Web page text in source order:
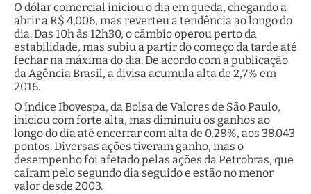
O dólar comercial iniciou o dia em queda, chegando a
abrir a R$ 4,006, mas reverteu a tendência ao longo do
dia. Das 10h às 12h30, o câmbio operou perto da
estabilidade, mas subiu a partir do começo da tarde até
fechar na máxima do dia. De acordo com a publicação
da Agência Brasil, a divisa acumula alta de 2,7% em
2016.
O índice Ibovespa, da Bolsa de Valores de São Paulo,
iniciou com forte alta, mas diminuiu os ganhos ao
longo do dia até encerrar com alta de 0,28%, aos 38.043
pontos. Diversas ações tiveram ganho, mas o
desempenho foi afetado pelas ações da Petrobras, que
caíram pelo segundo dia seguido e estão no menor
valor desde 2003.